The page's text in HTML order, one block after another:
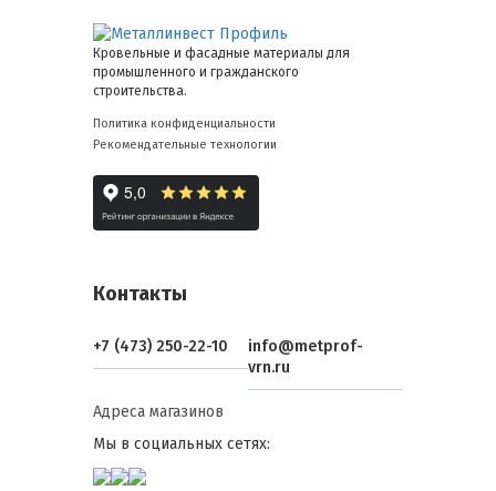
Кровельные и фасадные материалы для
промышленного и гражданского
строительства.
Политика конфиденциальности
Рекомендательные технологии
Контакты
+7 (473) 250-22-10
info@metprof-
vrn.ru
Адреса магазинов
Мы в социальных сетях: